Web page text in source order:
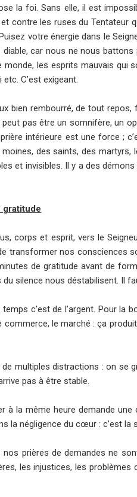
la foi. Sans elle, il est
contre les ruses du Tentateur
votre énergie dans le
car nous ne nous
les esprits mauvais qui
C’est exigeant.
bien rembourré, de tout
pas être un somnifère, un
intérieure est une force ;
des saints, des martyrs,
et invisibles. Il y a des démons
gratitude
corps et esprit, vers le
transformer nos consciences
de gratitude avant de
silence nous déstabilisent. Il
c’est de l’argent. Pour la
commerce, le marché : ça
multiples distractions : on se
pas à être stable.
à la même heure demande
la négligence du cœur : c’est la
prières de demandes ne
les injustices, les